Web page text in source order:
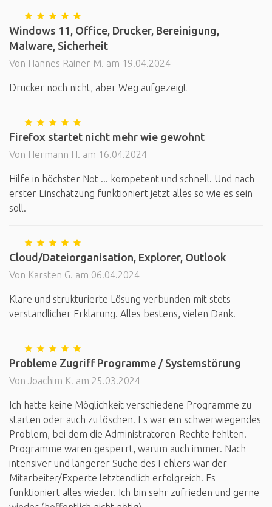
Windows 11, Office, Drucker, Bereinigung,
Malware, Sicherheit
Von Hannes Rainer M. am 19.04.2024
Drucker noch nicht, aber Weg aufgezeigt
Firefox startet nicht mehr wie gewohnt
Von Hermann H. am 16.04.2024
Hilfe in höchster Not ... kompetent und schnell. Und nach
erster Einschätzung funktioniert jetzt alles so wie es sein
soll.
Cloud/Dateiorganisation, Explorer, Outlook
Von Karsten G. am 06.04.2024
Klare und strukturierte Lösung verbunden mit stets
verständlicher Erklärung. Alles bestens, vielen Dank!
Probleme Zugriff Programme / Systemstörung
Von Joachim K. am 25.03.2024
Ich hatte keine Möglichkeit verschiedene Programme zu
starten oder auch zu löschen. Es war ein schwerwiegendes
Problem, bei dem die Administratoren-Rechte fehlten.
Programme waren gesperrt, warum auch immer. Nach
intensiver und längerer Suche des Fehlers war der
Mitarbeiter/Experte letztendlich erfolgreich. Es
funktioniert alles wieder. Ich bin sehr zufrieden und gerne